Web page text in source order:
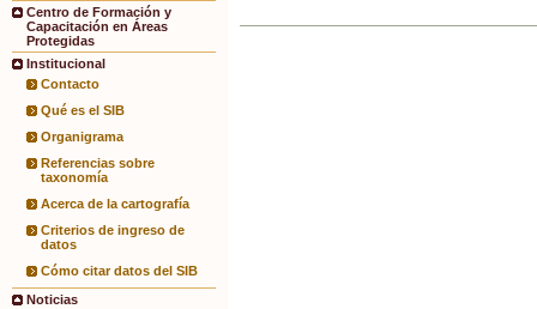
Centro de Formación y
Capacitación en Áreas
Protegidas
Institucional
Contacto
Qué es el SIB
Organigrama
Referencias sobre
taxonomía
Acerca de la cartografía
Criterios de ingreso de
datos
Cómo citar datos del SIB
Noticias